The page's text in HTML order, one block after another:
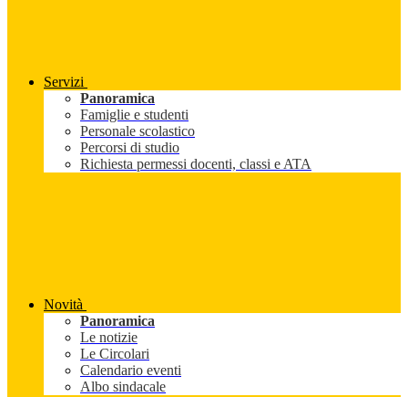
Servizi
Panoramica
Famiglie e studenti
Personale scolastico
Percorsi di studio
Richiesta permessi docenti, classi e ATA
Novità
Panoramica
Le notizie
Le Circolari
Calendario eventi
Albo sindacale